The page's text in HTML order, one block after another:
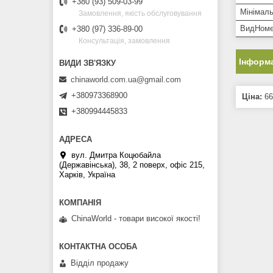
Ціна:
Замовлення, якість обслуговування
+380 (97) 336-89-00
Консультація, замовлення
chinaworld.com.ua@gmail.com
+380973368900
+380994445833
вул. Дмитра Коцюбайла
(Державінська), 38, 2 поверх, офіс 215,
Харків, Україна
ChinaWorld - товари високої якості!
Відділ продажу